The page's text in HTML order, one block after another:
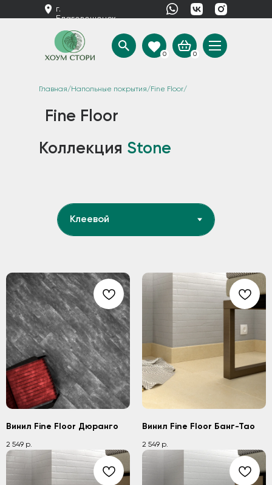
г.
Благовещенск
0
0
Главная/Напольные покрытия/Fine Floor/
Fine Floor
Коллекция Stone
Винил Fine Floor Дюранго
2 549 р.
Винил Fine Floor Банг-Тао
2 549 р.